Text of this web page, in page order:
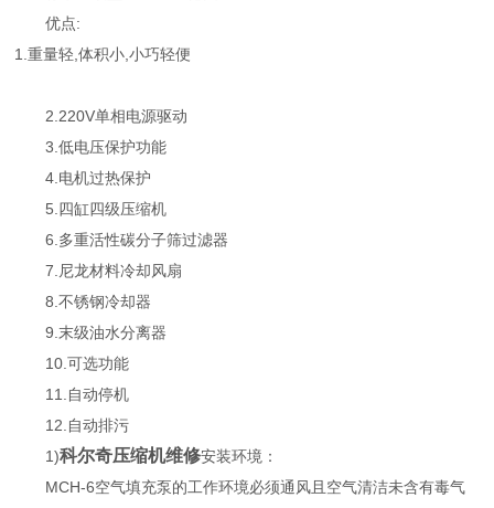
优点:
1.重量轻,体积小,小巧轻便
2.220V单相电源驱动
3.低电压保护功能
4.电机过热保护
5.四缸四级压缩机
6.多重活性碳分子筛过滤器
7.尼龙材料冷却风扇
8.不锈钢冷却器
9.末级油水分离器
10.可选功能
11.自动停机
12.自动排污
1)科尔奇压缩机维修安装环境：
MCH-6空气填充泵的工作环境必须通风且空气清洁未含有毒气